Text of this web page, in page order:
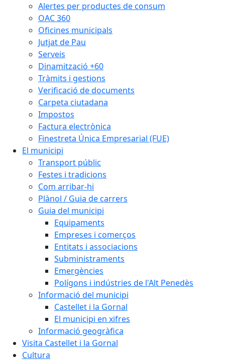
Alertes per productes de consum
OAC 360
Oficines municipals
Jutjat de Pau
Serveis
Dinamització +60
Tràmits i gestions
Verificació de documents
Carpeta ciutadana
Impostos
Factura electrònica
Finestreta Única Empresarial (FUE)
El municipi
Transport públic
Festes i tradicions
Com arribar-hi
Plànol / Guia de carrers
Guia del municipi
Equipaments
Empreses i comerços
Entitats i associacions
Subministraments
Emergències
Polígons i indústries de l'Alt Penedès
Informació del municipi
Castellet i la Gornal
El municipi en xifres
Informació geogràfica
Visita Castellet i la Gornal
Cultura